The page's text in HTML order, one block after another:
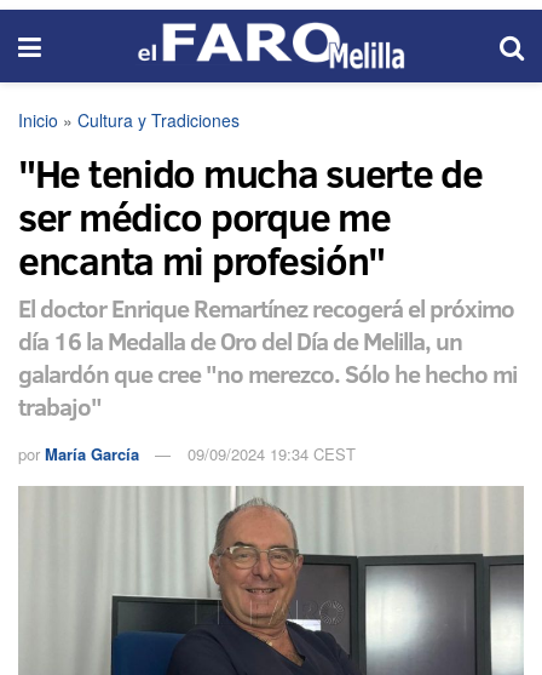
Inicio » Cultura y Tradiciones
"He tenido mucha suerte de
ser médico porque me
encanta mi profesión"
El doctor Enrique Remartínez recogerá el próximo
día 16 la Medalla de Oro del Día de Melilla, un
galardón que cree "no merezco. Sólo he hecho mi
trabajo"
por María García 09/09/2024 19:34 CEST